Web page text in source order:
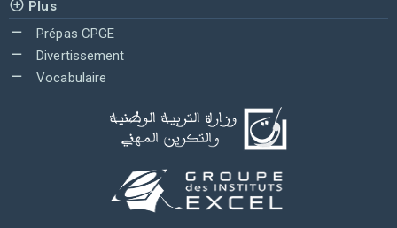
Plus
Prépas CPGE
Divertissement
Vocabulaire